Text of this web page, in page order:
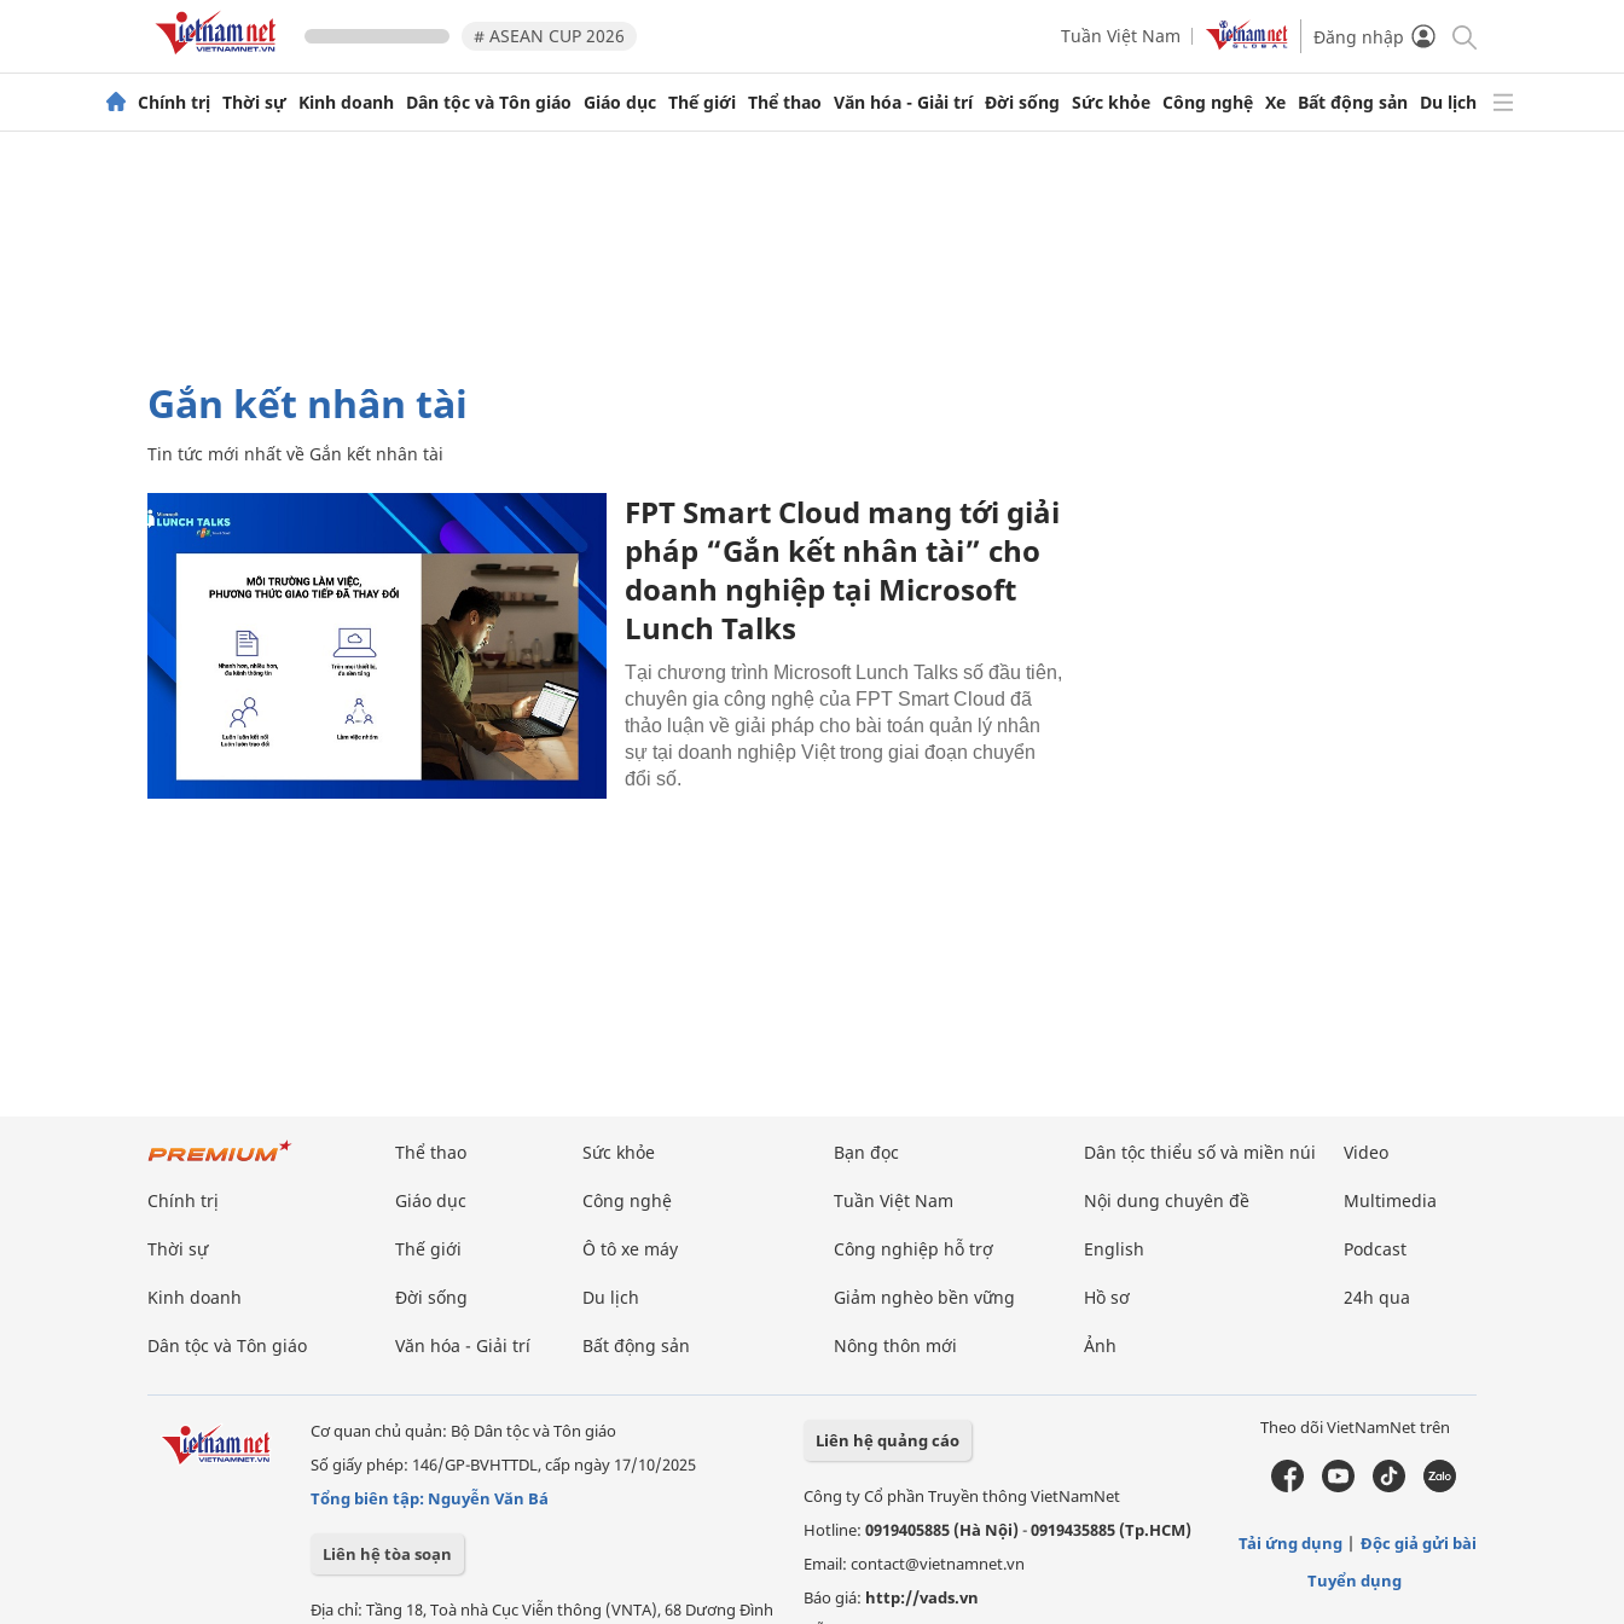
# ASEAN CUP 2026 Tuần Việt Nam Đăng nhập
Chính trị Thời sự Kinh doanh Dân tộc và Tôn giáo Giáo dục Thế giới Thể thao Văn hóa - Giải trí Đời sống Sức khỏe Công nghệ Xe Bất động sản Du lịch
Gắn kết nhân tài
Tin tức mới nhất về Gắn kết nhân tài
FPT Smart Cloud mang tới giải
pháp “Gắn kết nhân tài” cho
doanh nghiệp tại Microsoft
Lunch Talks
Tại chương trình Microsoft Lunch Talks số đầu tiên,
chuyên gia công nghệ của FPT Smart Cloud đã
thảo luận về giải pháp cho bài toán quản lý nhân
sự tại doanh nghiệp Việt trong giai đoạn chuyển
đổi số.
Chính trị
Thời sự
Kinh doanh
Dân tộc và Tôn giáo
Thể thao
Giáo dục
Thế giới
Đời sống
Văn hóa - Giải trí
Sức khỏe
Công nghệ
Ô tô xe máy
Du lịch
Bất động sản
Bạn đọc
Tuần Việt Nam
Công nghiệp hỗ trợ
Giảm nghèo bền vững
Nông thôn mới
Dân tộc thiểu số và miền núi
Nội dung chuyên đề
English
Hồ sơ
Ảnh
Video
Multimedia
Podcast
24h qua
Cơ quan chủ quản: Bộ Dân tộc và Tôn giáo
Số giấy phép: 146/GP-BVHTTDL, cấp ngày 17/10/2025
Tổng biên tập: Nguyễn Văn Bá
Liên hệ tòa soạn
Địa chỉ: Tầng 18, Toà nhà Cục Viễn thông (VNTA), 68 Dương Đình
Liên hệ quảng cáo
Công ty Cổ phần Truyền thông VietNamNet
Hotline: 0919405885 (Hà Nội)-0919435885 (Tp.HCM)
Email: contact@vietnamnet.vn
Báo giá: http://vads.vn
Theo dõi VietNamNet trên
Tải ứng dụng
Độc giả gửi bài
Tuyển dụng